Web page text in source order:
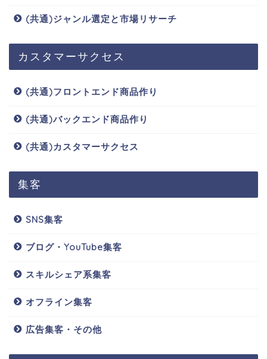
(共通)ジャンル選定と市場リサーチ
カスタマーサクセス
(共通)フロントエンド商品作り
(共通)バックエンド商品作り
(共通)カスタマーサクセス
集客
SNS集客
ブログ・YouTube集客
スキルシェア系集客
オフライン集客
広告集客・その他